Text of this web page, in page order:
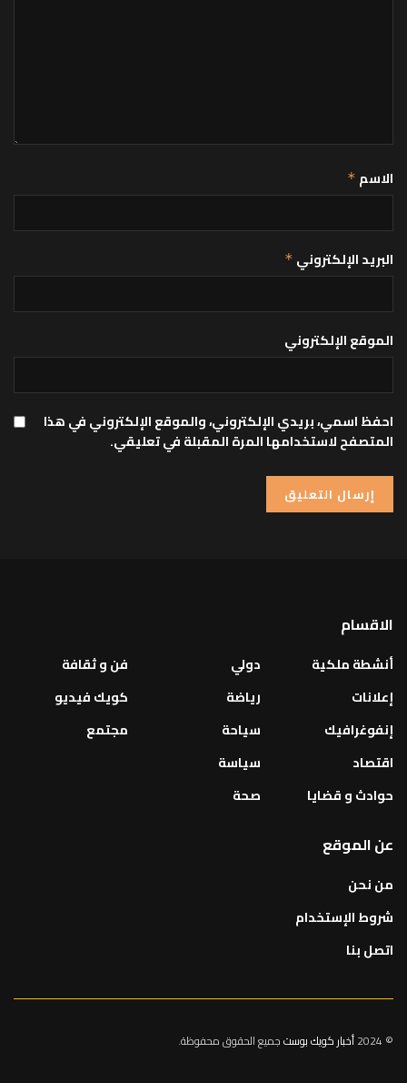
الاسم *
البريد الإلكتروني *
الموقع الإلكتروني
احفظ اسمي، بريدي الإلكتروني، والموقع الإلكتروني في هذا
المتصفح لاستخدامها المرة المقبلة في تعليقي.
الاقسام
أنشطة ملكية
إعلانات
إنفوغرافيك
اقتصاد
حوادث و قضايا
دولي
رياضة
سياحة
سياسة
صحة
فن و ثقافة
كويك فيديو
مجتمع
عن الموقع
من نحن
شروط الإستخدام
اتصل بنا
© 2024 أخبار كويك بوستجميع الحقوق محفوظة.